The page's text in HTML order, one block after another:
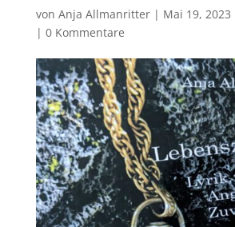
von Anja Allmanritter| Mai 19, 2023
| 0 Kommentare